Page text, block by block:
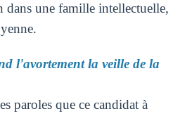
dans une famille intellectuelle,
l'avortement la veille de la
paroles que ce candidat à